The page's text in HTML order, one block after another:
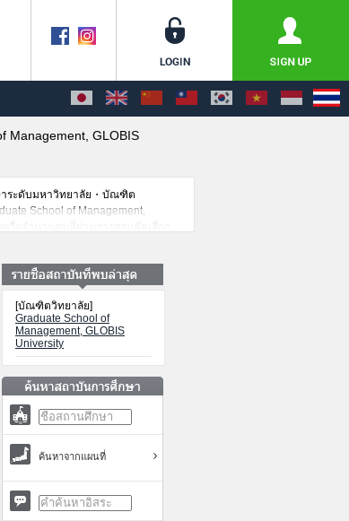
Management, GLOBIS
าระดับมหาวิทยาลัย・บัณฑิต
School of Management,
รือจำนวนคนที่ผ่านการสอบคัดเลือก
[บัณฑิตวิทยาลัย]
Graduate School of
Management, GLOBIS
University
ค้นหาจากแผนที่